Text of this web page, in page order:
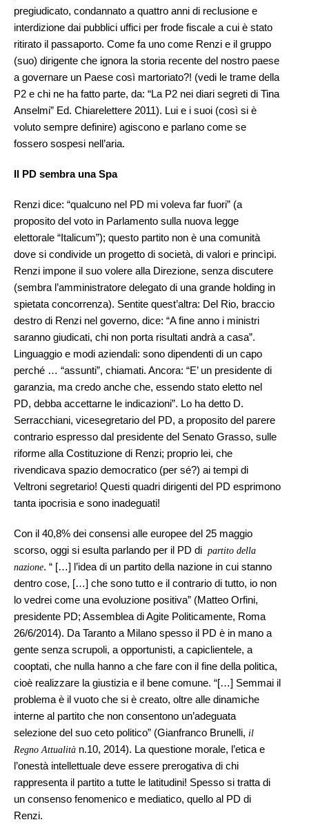
pregiudicato, condannato a quattro anni di reclusione e
interdizione dai pubblici uffici per frode fiscale a cui è stato
ritirato il passaporto. Come fa uno come Renzi e il gruppo
(suo) dirigente che ignora la storia recente del nostro paese
a governare un Paese così martoriato?! (vedi le trame della
P2 e chi ne ha fatto parte, da: “La P2 nei diari segreti di Tina
Anselmi” Ed. Chiarelettere 2011). Lui e i suoi (così si è
voluto sempre definire) agiscono e parlano come se
fossero sospesi nell’aria.
Il PD sembra una Spa
Renzi dice: “qualcuno nel PD mi voleva far fuori” (a
proposito del voto in Parlamento sulla nuova legge
elettorale “Italicum”); questo partito non è una comunità
dove si condivide un progetto di società, di valori e princìpi.
Renzi impone il suo volere alla Direzione, senza discutere
(sembra l’amministratore delegato di una grande holding in
spietata concorrenza). Sentite quest’altra: Del Rio, braccio
destro di Renzi nel governo, dice: “A fine anno i ministri
saranno giudicati, chi non porta risultati andrà a casa”.
Linguaggio e modi aziendali: sono dipendenti di un capo
perché … “assunti”, chiamati. Ancora: “E’ un presidente di
garanzia, ma credo anche che, essendo stato eletto nel
PD, debba accettarne le indicazioni”. Lo ha detto D.
Serracchiani, vicesegretario del PD, a proposito del parere
contrario espresso dal presidente del Senato Grasso, sulle
riforme alla Costituzione di Renzi; proprio lei, che
rivendicava spazio democratico (per sé?) ai tempi di
Veltroni segretario! Questi quadri dirigenti del PD esprimono
tanta ipocrisia e sono inadeguati!
Con il 40,8% dei consensi alle europee del 25 maggio
scorso, oggi si esulta parlando per il PD di partito della
nazione. “ […] l’idea di un partito della nazione in cui stanno
dentro cose, […] che sono tutto e il contrario di tutto, io non
lo vedrei come una evoluzione positiva” (Matteo Orfini,
presidente PD; Assemblea di Agite Politicamente, Roma
26/6/2014). Da Taranto a Milano spesso il PD è in mano a
gente senza scrupoli, a opportunisti, a capiclientele, a
cooptati, che nulla hanno a che fare con il fine della politica,
cioè realizzare la giustizia e il bene comune. “[…] Semmai il
problema è il vuoto che si è creato, oltre alle dinamiche
interne al partito che non consentono un’adeguata
selezione del suo ceto politico” (Gianfranco Brunelli, il
Regno Attualità n.10, 2014). La questione morale, l’etica e
l’onestà intellettuale deve essere prerogativa di chi
rappresenta il partito a tutte le latitudini! Spesso si tratta di
un consenso fenomenico e mediatico, quello al PD di
Renzi.